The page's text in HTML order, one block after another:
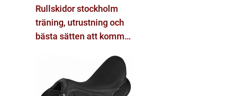
Rullskidor stockholm
träning, utrustning och
bästa sätten att komma